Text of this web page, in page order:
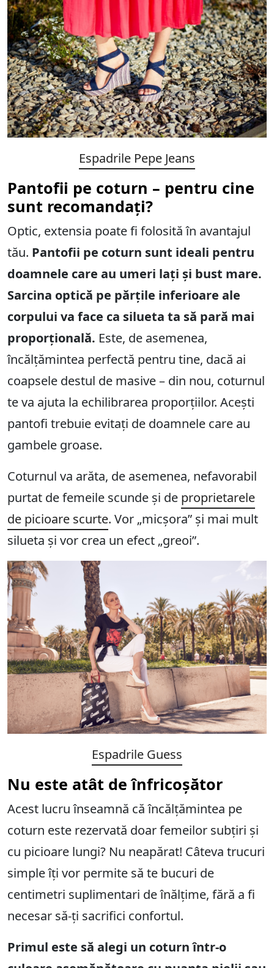
Espadrile Pepe Jeans
Pantofii pe coturn – pentru cine
sunt recomandați?
Optic, extensia poate fi folosită în avantajul
tău. Pantofii pe coturn sunt ideali pentru
doamnele care au umeri lați și bust mare.
Sarcina optică pe părțile inferioare ale
corpului va face ca silueta ta să pară mai
proporțională. Este, de asemenea,
încălțămintea perfectă pentru tine, dacă ai
coapsele destul de masive – din nou, coturnul
te va ajuta la echilibrarea proporțiilor. Acești
pantofi trebuie evitați de doamnele care au
gambele groase.
Coturnul va arăta, de asemenea, nefavorabil
purtat de femeile scunde și de proprietarele
de picioare scurte. Vor „micșora” și mai mult
silueta și vor crea un efect „greoi”.
Espadrile Guess
Nu este atât de înfricoșător
Acest lucru înseamnă că încălțămintea pe
coturn este rezervată doar femeilor subțiri și
cu picioare lungi? Nu neapărat! Câteva trucuri
simple îți vor permite să te bucuri de
centimetri suplimentari de înălțime, fără a fi
necesar să-ți sacrifici confortul.
Primul este să alegi un coturn într-o